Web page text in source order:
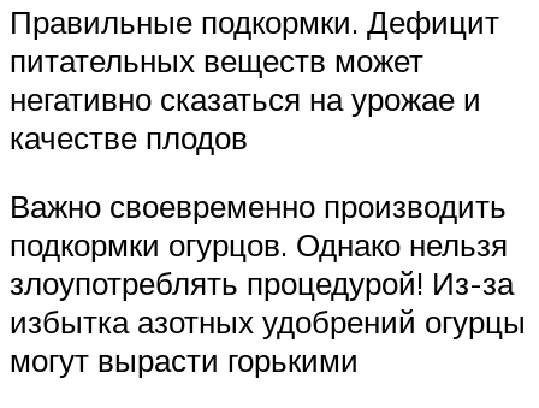
Правильные подкормки. Дефицит
питательных веществ может
негативно сказаться на урожае и
качестве плодов
Важно своевременно производить
подкормки огурцов. Однако нельзя
злоупотреблять процедурой! Из-за
избытка азотных удобрений огурцы
могут вырасти горькими